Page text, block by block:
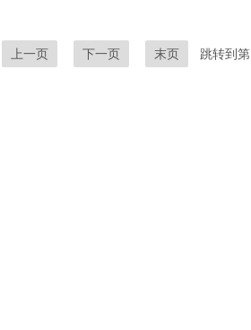
上一页 下一页 末页 跳转到第